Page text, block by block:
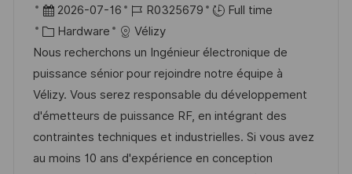
o
c
a
t
i
o
n
P
o
s
t
e
d
D
a
2026-07-16
J
o
b
I
d
R0325679
Full time
C
a
t
e
g
o
r
Hardware
Vélizy
Nous recherchons un Ingénieur électronique de
puissance sénior pour rejoindre notre équipe à
Vélizy. Vous serez responsable du développement
d'émetteurs de puissance RF, en intégrant des
contraintes techniques et industrielles. Si vous avez
au moins 10 ans d'expérience en conception